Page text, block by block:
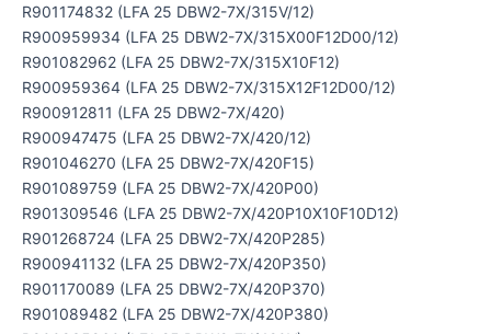
R901174832 (LFA 25 DBW2-7X/315V/12)
R900959934 (LFA 25 DBW2-7X/315X00F12D00/12)
R901082962 (LFA 25 DBW2-7X/315X10F12)
R900959364 (LFA 25 DBW2-7X/315X12F12D00/12)
R900912811 (LFA 25 DBW2-7X/420)
R900947475 (LFA 25 DBW2-7X/420/12)
R901046270 (LFA 25 DBW2-7X/420F15)
R901089759 (LFA 25 DBW2-7X/420P00)
R901309546 (LFA 25 DBW2-7X/420P10X10F10D12)
R901268724 (LFA 25 DBW2-7X/420P285)
R900941132 (LFA 25 DBW2-7X/420P350)
R901170089 (LFA 25 DBW2-7X/420P370)
R901089482 (LFA 25 DBW2-7X/420P380)